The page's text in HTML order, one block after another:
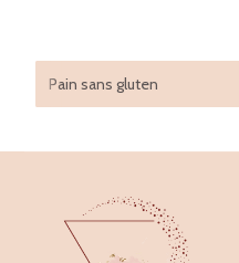
Pain sans gluten